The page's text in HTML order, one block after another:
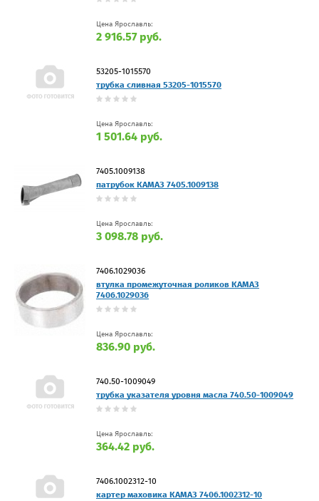
Цена Ярославль:
2 916.57 руб.
53205-1015570
трубка сливная 53205-1015570
Цена Ярославль:
1 501.64 руб.
7405.1009138
патрубок КАМАЗ 7405.1009138
Цена Ярославль:
3 098.78 руб.
7406.1029036
втулка промежуточная роликов КАМАЗ
7406.1029036
Цена Ярославль:
836.90 руб.
740.50-1009049
трубка указателя уровня масла 740.50-1009049
Цена Ярославль:
364.42 руб.
7406.1002312-10
картер маховика КАМАЗ 7406.1002312-10